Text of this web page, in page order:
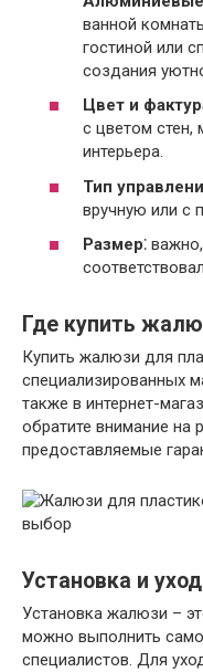
ванной
гостиной или
создания
Цвет и
с цветом стен,
интерьера.
Тип
вручную или с
Размер⁚
Где купить
Купить жалюзи для
специализированных
также в интернет-
обратите внимание на
предоставляемые
Установка и
Установка жалюзи –
можно выполнить
специалистов. Для